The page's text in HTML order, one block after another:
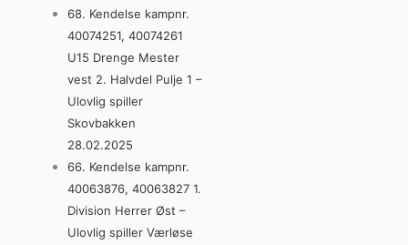
68. Kendelse kampnr.
40074251, 40074261
U15 Drenge Mester
vest 2. Halvdel Pulje 1 –
Ulovlig spiller
Skovbakken
28.02.2025
66. Kendelse kampnr.
40063876, 40063827 1.
Division Herrer Øst –
Ulovlig spiller Værløse